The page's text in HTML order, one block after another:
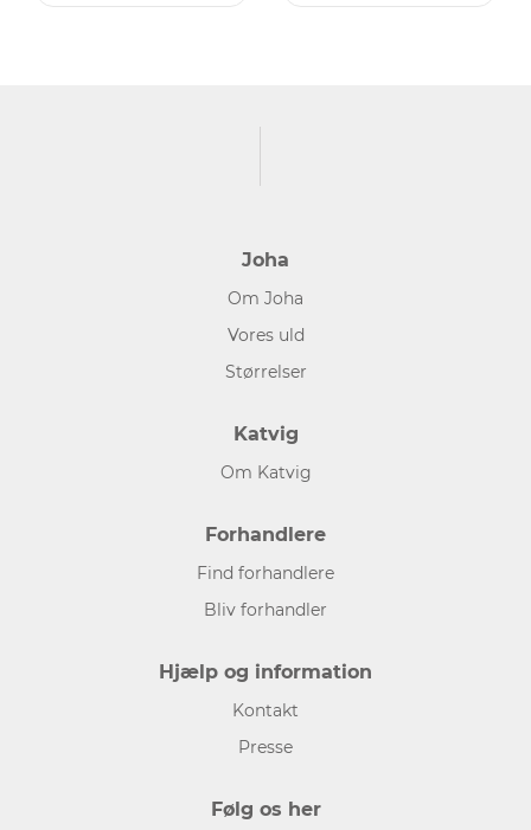
Joha
Om Joha
Vores uld
Størrelser
Katvig
Om Katvig
Forhandlere
Find forhandlere
Bliv forhandler
Hjælp og information
Kontakt
Presse
Følg os her